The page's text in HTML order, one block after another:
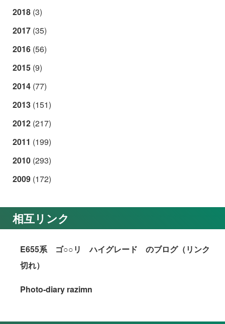
2018 (3)
2017 (35)
2016 (56)
2015 (9)
2014 (77)
2013 (151)
2012 (217)
2011 (199)
2010 (293)
2009 (172)
相互リンク
E655系 ゴ○○リ ハイグレード のブログ（リンク
切れ）
Photo-diary razimn